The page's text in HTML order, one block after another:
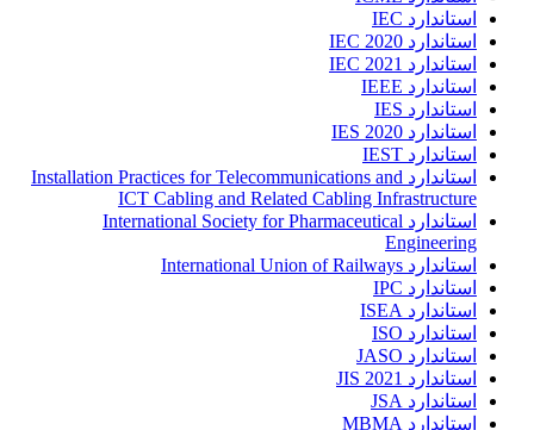
استاندارد IEC
استاندارد IEC 2020
استاندارد IEC 2021
استاندارد IEEE
استاندارد IES
استاندارد IES 2020
استاندارد IEST
استاندارد Installation Practices for Telecommunications and
ICT Cabling and Related Cabling Infrastructure
استاندارد International Society for Pharmaceutical
Engineering
استاندارد International Union of Railways
استاندارد IPC
استاندارد ISEA
استاندارد ISO
استاندارد JASO
استاندارد JIS 2021
استاندارد JSA
استاندارد MBMA